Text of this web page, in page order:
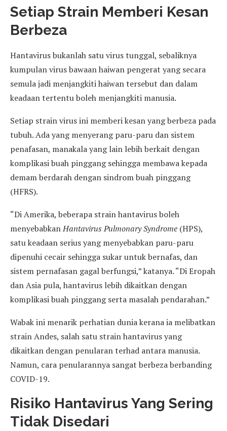
Setiap Strain Memberi Kesan
Berbeza
Hantavirus bukanlah satu virus tunggal, sebaliknya
kumpulan virus bawaan haiwan pengerat yang secara
semula jadi menjangkiti haiwan tersebut dan dalam
keadaan tertentu boleh menjangkiti manusia.
Setiap strain virus ini memberi kesan yang berbeza pada
tubuh. Ada yang menyerang paru-paru dan sistem
penafasan, manakala yang lain lebih berkait dengan
komplikasi buah pinggang sehingga membawa kepada
demam berdarah dengan sindrom buah pinggang
(HFRS).
“Di Amerika, beberapa strain hantavirus boleh
menyebabkanHantavirus Pulmonary Syndrome (HPS),
satu keadaan serius yang menyebabkan paru-paru
dipenuhi cecair sehingga sukar untuk bernafas, dan
sistem pernafasan gagal berfungsi,” katanya. “Di Eropah
dan Asia pula, hantavirus lebih dikaitkan dengan
komplikasi buah pinggang serta masalah pendarahan.”
Wabak ini menarik perhatian dunia kerana ia melibatkan
strain Andes, salah satu strain hantavirus yang
dikaitkan dengan penularan terhad antara manusia.
Namun, cara penularannya sangat berbeza berbanding
COVID-19.
Risiko Hantavirus Yang Sering
Tidak Disedari